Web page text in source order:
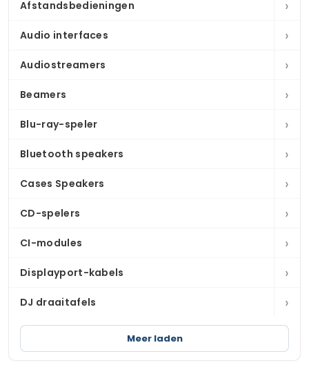
Afstandsbedieningen ›
Audio interfaces ›
Audiostreamers ›
Beamers ›
Blu-ray-speler ›
Bluetooth speakers ›
Cases Speakers ›
CD-spelers ›
CI-modules ›
Displayport-kabels ›
DJ draaitafels ›
Meer laden